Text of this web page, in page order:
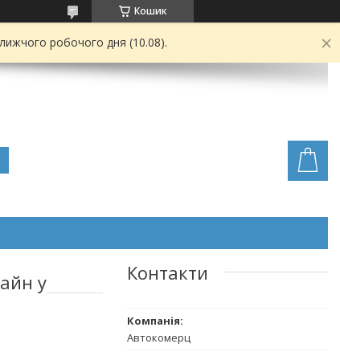
Кошик
робочого дня (10.08).
у
Контакти
Автокомерц